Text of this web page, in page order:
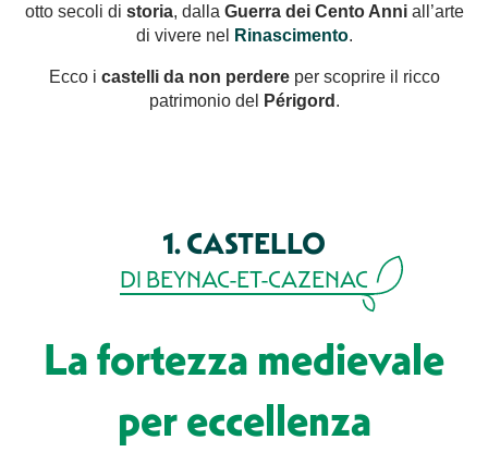
otto secoli di storia, dalla Guerra dei Cento Anniall’arte
di vivere nel
Rinascimento.
Ecco i castelli da non perdereper scoprire il ricco
patrimonio del
Périgord .
1. CASTELLO
DI BEYNAC-ET-CAZENAC
La fortezza medievale
per eccellenza